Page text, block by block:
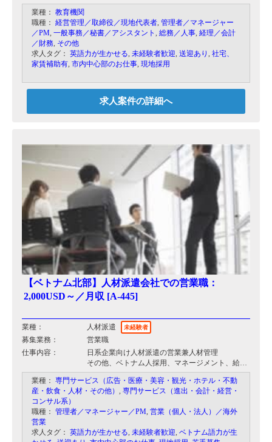
理
対応
・学校の資産・設備 管理
・日常管理業務
（事務局スタッフ 6 名）
・各種会合
へ の参加（学校 理事会、 PTA 代表会議 、スクー
ルバス 委員会 、商工会議所 他
業種： 教育機関
職種： 経営管理／取締役／現地代表者, 管理者／マネージャー
／PM, 一般事務／秘書／アシスタント , 総務／人事, 経理／会計
／財務, その他
求人タグ： 英語力が生かせる, 未経験者歓迎, 送迎あり , 社宅、
家賃補助有, 市内中心部のお仕事, 現地採用
求人案件の詳細へ
【ベトナム北部】人材派遣会社での営業職：
2,000USD～／月収 [A-445]
業種： 人材派遣 未経験者
募集業務：
営業職
仕事内容：
日系企業向け人材派遣の営業兼人材管理
その他、ベトナム人採用、マネージメント、給与
水準調査などをお願いします。
業種： 専門サービス（広告・医療・美容・観光・ホテル・不動
産・飲食・人材・その他）
専門サービス（進出・会計・経営・
コンサル系）
職種： 管理者／マネージャー／PM 営業（個人・法人）／海外
営業
求人タグ： 英語力が生かせる 未経験者歓迎 ベトナム語力が生